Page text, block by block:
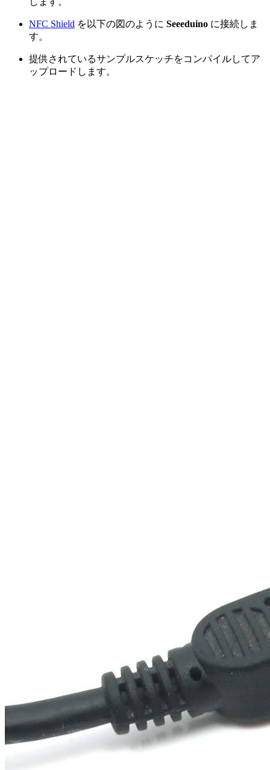
NFC Shield を以下の図のように Seeeduino に接続しま
す。
提供されているサンプルスケッチをコンパイルしてア
ップロードします。